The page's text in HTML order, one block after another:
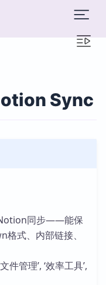
Sync
同步——能保
式、内部链接、
件管理’, ‘效率工具’,